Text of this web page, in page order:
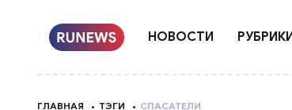
НОВОСТИ
ГЛАВНАЯ ТЭГИ СПАСАТЕЛИ